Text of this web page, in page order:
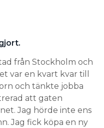
från Stockholm och
var en kvart kvar till
och tänkte jobba
att gaten
Jag hörde inte ens
Jag fick köpa en ny